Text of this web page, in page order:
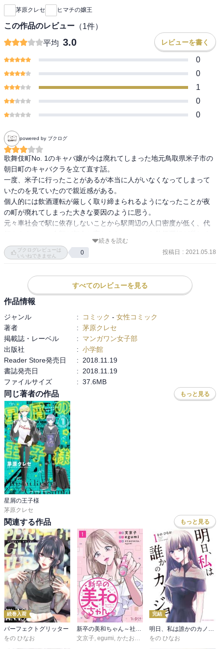
茅原クレセ ヒマチの嬢王
この作品のレビュー （1件）
平均 3.0 レビューを書く
0
0
1
0
0
powered by ブクログ
歌舞伎町No. 1のキャバ嬢が今は廃れてしまった地元鳥取県米子市の
朝日町のキャバクラを立て直す話。
一度、米子に行ったことがあるが本当に人がいなくなってしまって
いたのを見ていたので親近感がある。
個人的には飲酒運転が厳しく取り締まられるようになったことが夜
の町が廃れてしまった大きな要因のように思う。
元々車社会で駅に依存しないことから駅周辺の人口密度が低く、代
なったら必然的に飲みに行くこと自体が少なくなってしまうから
だ。
し、車で行けるので流行る。
お酒も飲まないし。
なのでとても難しいことだとは思いますがここからどのような方法
2巻以降は大箱のお店に挑むようで気になります。
続きを読む
ブクログレビューは
いいねできません
0 投稿日 : 2021.05.18
すべてのレビューを見る
作品情報
ジャンル : コミック - 女性コミック
著者
: 茅原クレセ
掲載誌・レーベル
:
マンガワン女子部
出版社
: 小学館
Reader Store発売日
:
2018.11.19
書誌発売日
:
2018.11.19
ファイルサイズ
: 37.6MB
同じ著者の作品 もっと見る
星屑の王子様
茅原クレセ
関連する作品 もっと見る
続巻入荷
パーフェクトグリッター
をの ひなお
文京子 egumi かたおかみさお
完結
をの ひなお